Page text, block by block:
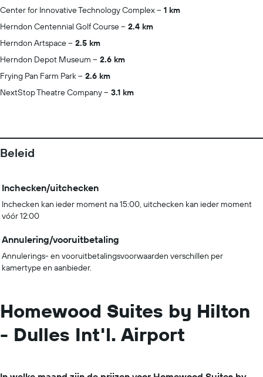
Center for Innovative Technology Complex
1 km
Herndon Centennial Golf Course
2.4 km
Herndon Artspace
2.5 km
Herndon Depot Museum
2.6 km
Frying Pan Farm Park
2.6 km
NextStop Theatre Company
3.1 km
Beleid
Inchecken/uitchecken
Inchecken kan ieder moment na 15:00, uitchecken kan ieder moment
vóór 12:00
Annulering/vooruitbetaling
Annulerings- en vooruitbetalingsvoorwaarden verschillen per
kamertype en aanbieder.
Homewood Suites by Hilton
- Dulles Int'l. Airport